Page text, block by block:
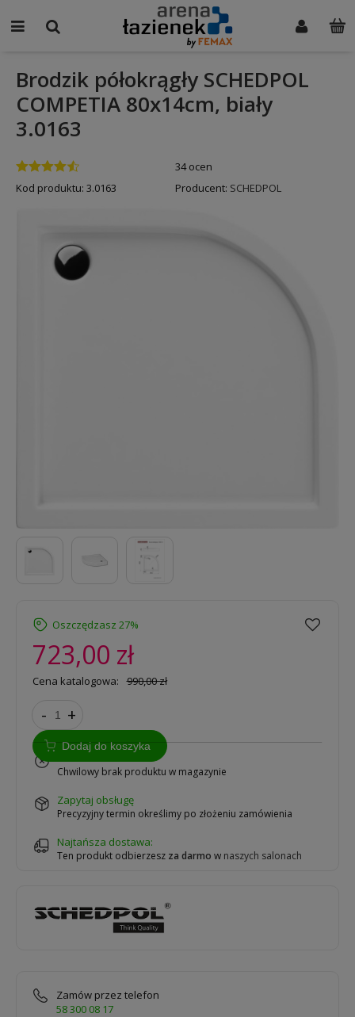
Brodzik półokrągły SCHEDPOL
COMPETIA 80x14cm, biały
3.0163
34 ocen
Kod produktu: 3.0163 Producent: SCHEDPOL
Oszczędzasz 27%
723,00 zł
Cena katalogowa: 990,00 zł
- +
Dodaj do koszyka
Chwilowy brak produktu w magazynie
zapytaj obsługę
Precyzyjny termin określimy po złożeniu zamówienia
Najtańsza dostawa:
Ten produkt odbierzesz za darmo w naszych salonach
Zamów przez telefon
58 300 08 17